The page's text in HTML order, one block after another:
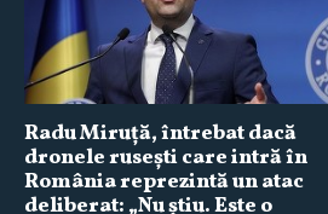
Radu Miruţă, întrebat dacă
dronele ruseşti care intră în
România reprezintă un atac
deliberat: „Nu ştiu. Este o